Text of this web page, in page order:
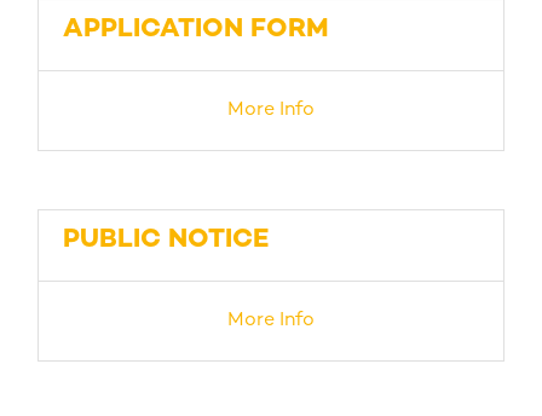
APPLICATION FORM
More Info
PUBLIC NOTICE
More Info